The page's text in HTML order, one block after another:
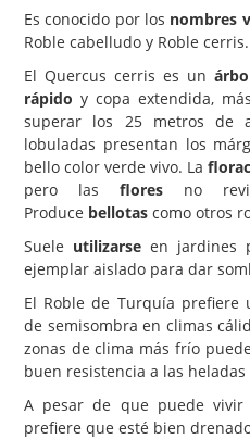
Fotos
Flores y Plantas
Árboles y Palmeras
Arbustos y Trepadoras
Cactus y Suculentas
Es conocido por los nombres
Roble cabelludo y Roble cerris.
El Quercus cerris es un
rápido y copa extendida,
superar los 25 metros de
lobuladas presentan los
bello color verde vivo. La
pero las flores no
Produce bellotas como otros
Suele utilizarse en jardines
ejemplar aislado para dar
El Roble de Turquía
de semisombra en climas
zonas de clima más frío
buen resistencia a las heladas
A pesar de que puede
prefiere que esté bien